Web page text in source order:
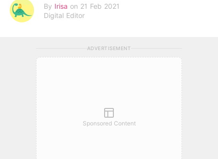
By Irisa on 21 Feb 2021
Digital Editor
ADVERTISEMENT
Sponsored Content